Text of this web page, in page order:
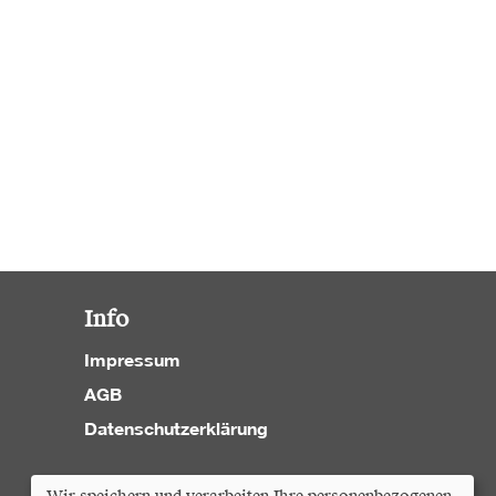
Info
Impressum
AGB
Datenschutzerklärung
Cookie Einstellungen